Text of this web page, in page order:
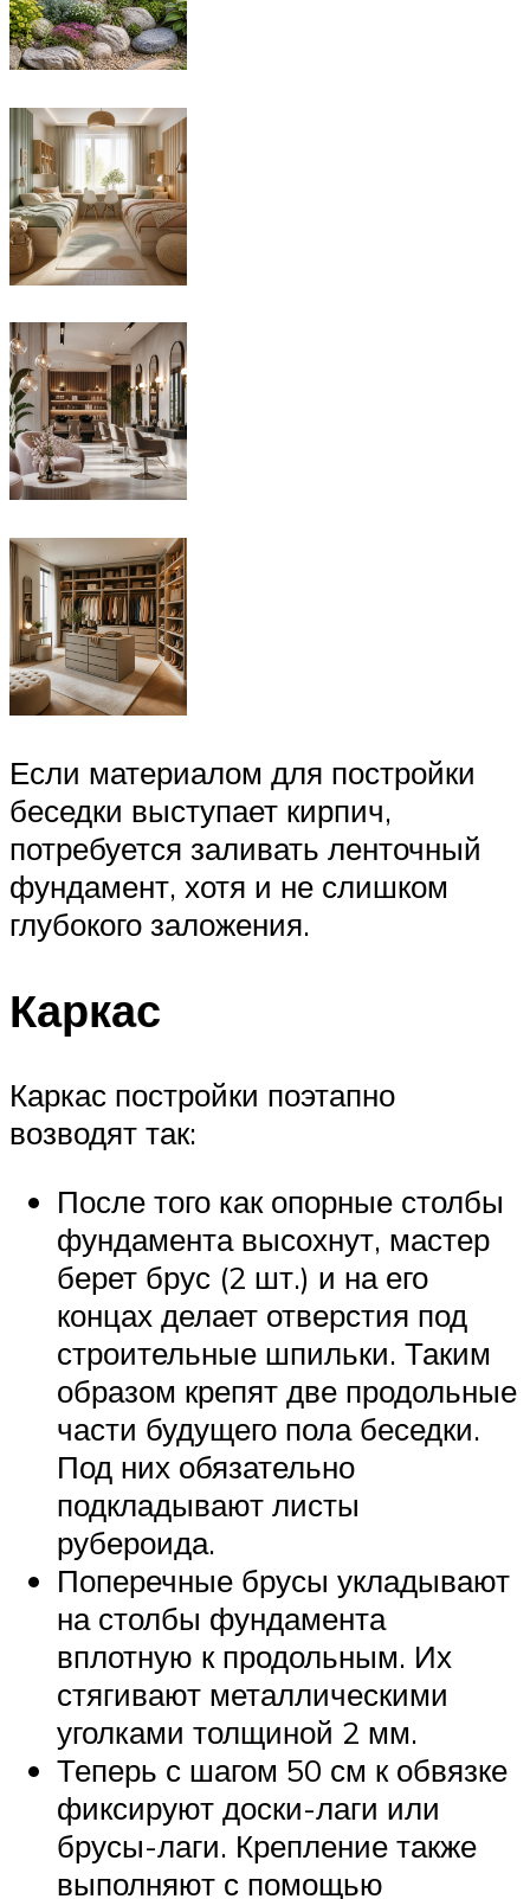
Если материалом для постройки
беседки выступает кирпич,
потребуется заливать ленточный
фундамент, хотя и не слишком
глубокого заложения.
Каркас
Каркас постройки поэтапно
возводят так:
После того как опорные столбы
фундамента высохнут, мастер
берет брус (2 шт.) и на его
концах делает отверстия под
строительные шпильки. Таким
образом крепят две продольные
части будущего пола беседки.
Под них обязательно
подкладывают листы
рубероида.
Поперечные брусы укладывают
на столбы фундамента
вплотную к продольным. Их
стягивают металлическими
уголками толщиной 2 мм.
Теперь с шагом 50 см к обвязке
фиксируют доски-лаги или
брусы-лаги. Крепление также
выполняют с помощью